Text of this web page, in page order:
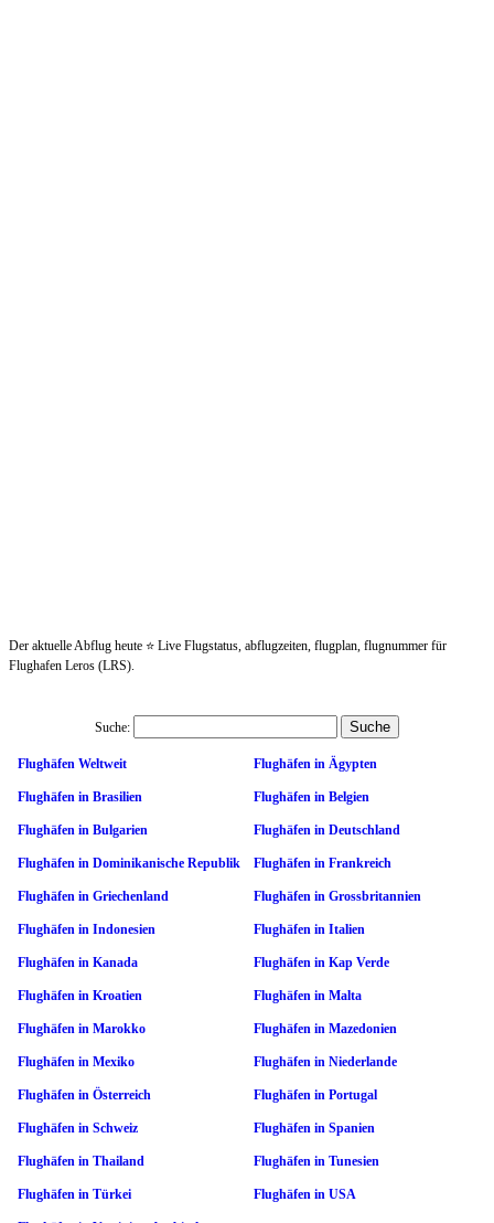
Der aktuelle Abflug heute ⭐ Live Flugstatus, abflugzeiten, flugplan, flugnummer für
Flughafen Leros (LRS).
Suche:
Flughäfen Weltweit Flughäfen in Ägypten
Flughäfen in Brasilien Flughäfen in Belgien
Flughäfen in Bulgarien Flughäfen in Deutschland
Flughäfen in Dominikanische Republik Flughäfen in Frankreich
Flughäfen in Griechenland Flughäfen in Grossbritannien
Flughäfen in Indonesien Flughäfen in Italien
Flughäfen in Kanada Flughäfen in Kap Verde
Flughäfen in Kroatien Flughäfen in Malta
Flughäfen in Marokko Flughäfen in Mazedonien
Flughäfen in Mexiko Flughäfen in Niederlande
Flughäfen in Österreich Flughäfen in Portugal
Flughäfen in Schweiz Flughäfen in Spanien
Flughäfen in Thailand Flughäfen in Tunesien
Flughäfen in Türkei Flughäfen in USA